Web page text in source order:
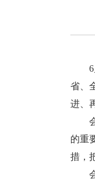
6月
省、
进、
会
的重
措，
会